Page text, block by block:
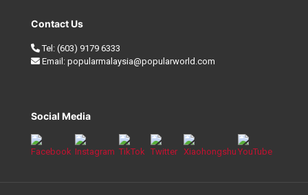
Contact Us
Tel: (603) 9179 6333
Email: popularmalaysia@popularworld.com
Social Media